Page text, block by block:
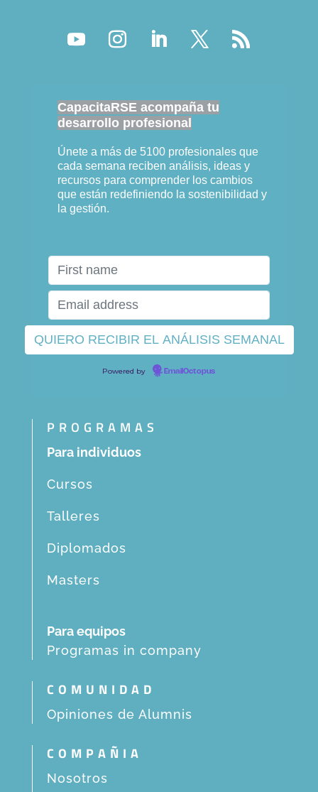
CapacitaRSE acompaña tu
desarrollo profesional
Únete a más de 5100 profesionales que
cada semana reciben análisis, ideas y
recursos para comprender los cambios
que están redefiniendo la sostenibilidad y
la gestión.
Powered by EmailOctopus
PROGRAMAS
Para individuos
Cursos
Talleres
Diplomados
Masters
Para equipos
Programas in company
COMUNIDAD
Opiniones de Alumnis
COMPAÑIA
Nosotros